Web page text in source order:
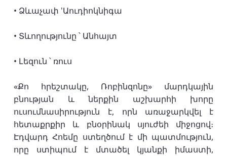
• Ձևաչափ 'Աուդիոկնիգա
• Տևողությունը ՝ Անհայտ
• Լեզուն ՝ ռուս
«Քո հրեշտակը, Ռոբինզոնը» մարդկային
բնության և ներքին աշխարհի խորը
ուսումնասիրություն է, որն առաջարկվել է
հետաքրքիր և բնօրինակ սյուժեի միջոցով։
Էդվարդ Հոեմը ստեղծում է մի պատմություն,
որը ստիպում է մտածել կյանքի իմաստի,